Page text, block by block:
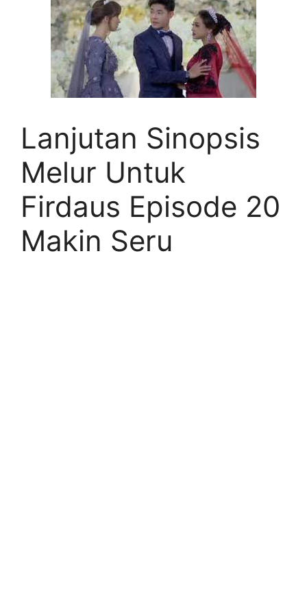
Lanjutan Sinopsis
Melur Untuk
Firdaus Episode 20
Makin Seru